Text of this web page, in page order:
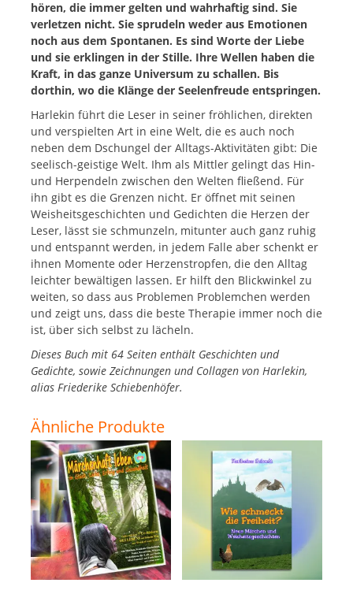
hören, die immer gelten und wahrhaftig sind. Sie
verletzen nicht. Sie sprudeln weder aus Emotionen
noch aus dem Spontanen. Es sind Worte der Liebe
und sie erklingen in der Stille. Ihre Wellen haben die
Kraft, in das ganze Universum zu schallen. Bis
dorthin, wo die Klänge der Seelenfreude entspringen.
Harlekin führt die Leser in seiner fröhlichen, direkten
und verspielten Art in eine Welt, die es auch noch
neben dem Dschungel der Alltags-Aktivitäten gibt: Die
seelisch-geistige Welt. Ihm als Mittler gelingt das Hin-
und Herpendeln zwischen den Welten fließend. Für
ihn gibt es die Grenzen nicht. Er öffnet mit seinen
Weisheitsgeschichten und Gedichten die Herzen der
Leser, lässt sie schmunzeln, mitunter auch ganz ruhig
und entspannt werden, in jedem Falle aber schenkt er
ihnen Momente oder Herzenstropfen, die den Alltag
leichter bewältigen lassen. Er hilft den Blickwinkel zu
weiten, so dass aus Problemen Problemchen werden
und zeigt uns, dass die beste Therapie immer noch die
ist, über sich selbst zu lächeln.
Dieses Buch mit 64 Seiten enthält Geschichten und
Gedichte, sowie Zeichnungen und Collagen von Harlekin,
alias Friederike Schiebenhöfer.
Ähnliche Produkte